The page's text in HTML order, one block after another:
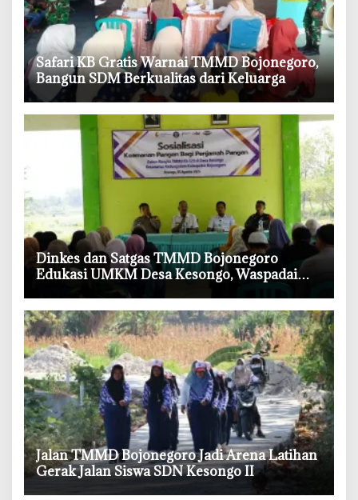
‎Safari KB Gratis Warnai TMMD Bojonegoro,
Bangun SDM Berkualitas dari Keluarga
‎Dinkes dan Satgas TMMD Bojonegoro
Edukasi UMKM Desa Kesongo, Waspadai
Boraks dan Formalin
‎Jalan TMMD Bojonegoro Jadi Arena Latihan
Gerak Jalan Siswa SDN Kesongo II